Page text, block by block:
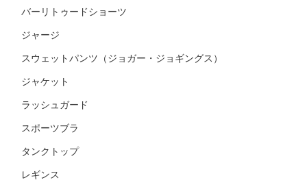
バーリトゥードショーツ
ジャージ
スウェットパンツ（ジョガー・ジョギングス）
ジャケット
ラッシュガード
スポーツブラ
タンクトップ
レギンス